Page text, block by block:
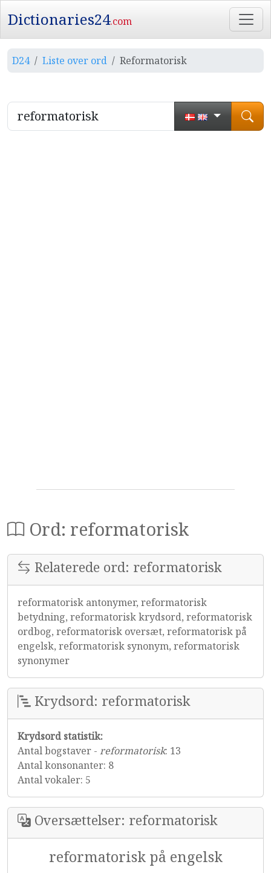
Dictionaries24.com
D24 Liste over ord Reformatorisk
Ord: reformatorisk
Relaterede ord: reformatorisk
reformatorisk antonymer, reformatorisk
betydning, reformatorisk krydsord, reformatorisk
ordbog, reformatorisk oversæt, reformatorisk på
engelsk, reformatorisk synonym, reformatorisk
synonymer
Krydsord: reformatorisk
Krydsord statistik:
Antal bogstaver - reformatorisk: 13
Antal konsonanter: 8
Antal vokaler: 5
Oversættelser: reformatorisk
reformatorisk på engelsk